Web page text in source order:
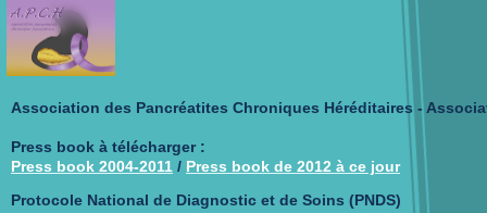
Association des Pancréatites Chroniques Héréditaires -
Press book à télécharger :
Press book 2004-2011 / Press book de 2012 à ce jour
Protocole National de Diagnostic et de Soins (PNDS)